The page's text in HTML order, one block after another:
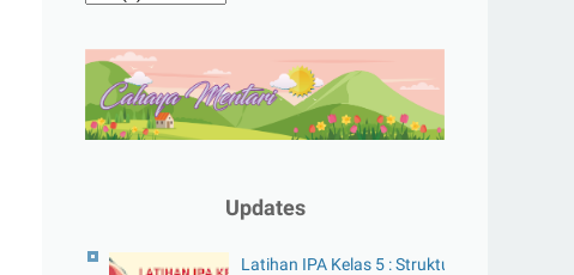
Updates
Latihan IPA Kelas 5 : Struktur